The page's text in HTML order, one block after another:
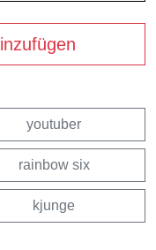
youtuber
rainbow six
kjunge